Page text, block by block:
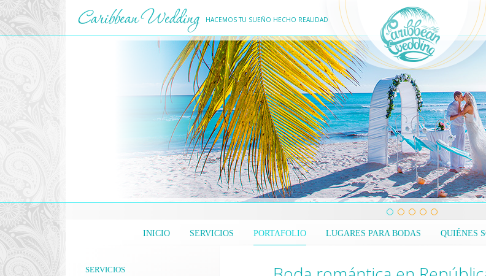
HACEMOS TU SUEÑO HECHO REALIDAD
INICIO SERVICIOS PORTAFOLIO LUGARES PARA BODAS QUIÉNES
SERVICIOS